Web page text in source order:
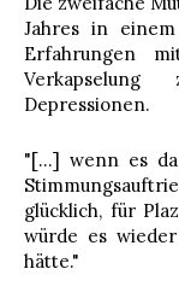
Jahres in
Erfahrungen
Depressionen.
"[…] wenn es
glücklich, für
würde es
hätte."